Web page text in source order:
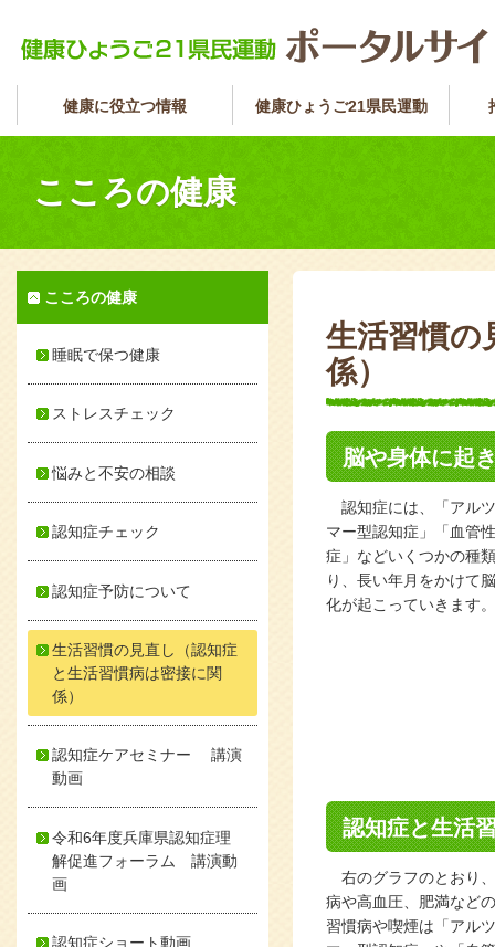
健康に役立つ情報 健康ひょうご21県民運動
こころの健康
生活習慣の
係）
脳や身体に起
認知症には、「アル
マー型認知症」「血管
症」などいくつかの種
り、長い年月をかけて
化が起こっていきます。
認知症と生活
右のグラフのとおり
病や高血圧、肥満など
習慣病や喫煙は「アル
こころの健康
睡眠で保つ健康
ストレスチェック
悩みと不安の相談
認知症チェック
認知症予防について
生活習慣の見直し（認知症
と生活習慣病は密接に関
係）
認知症ケアセミナー 講演
動画
令和6年度兵庫県認知症理
解促進フォーラム 講演動
画
認知症ショート動画